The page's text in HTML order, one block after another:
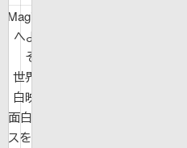
MagicBook
へようこ
そ！
世界の面
白映像や
面白ニュー
スを紹介し